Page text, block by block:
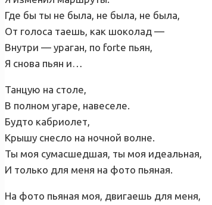
Где бы ты не была, не была, не была,
От голоса таешь, как шоколад —
Внутри — ураган, по forte пьян,
Я снова пьян и…
Танцую на столе,
В полном угаре, навеселе.
Будто кабриолет,
Крышу снесло на ночной волне.
Ты моя сумасшедшая, ты моя идеальная,
И только для меня на фото пьяная.
На фото пьяная моя, двигаешь для меня,